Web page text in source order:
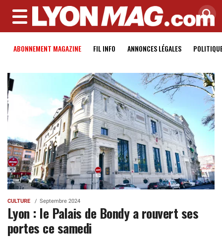
MENU
ABONNEMENT MAGAZINE FIL INFO ANNONCES LÉGALES
CULTURE Septembre 2024
Lyon : le Palais de Bondy a rouvert ses
portes ce samedi